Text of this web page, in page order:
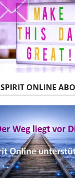
SPIRIT ONLINE ABO